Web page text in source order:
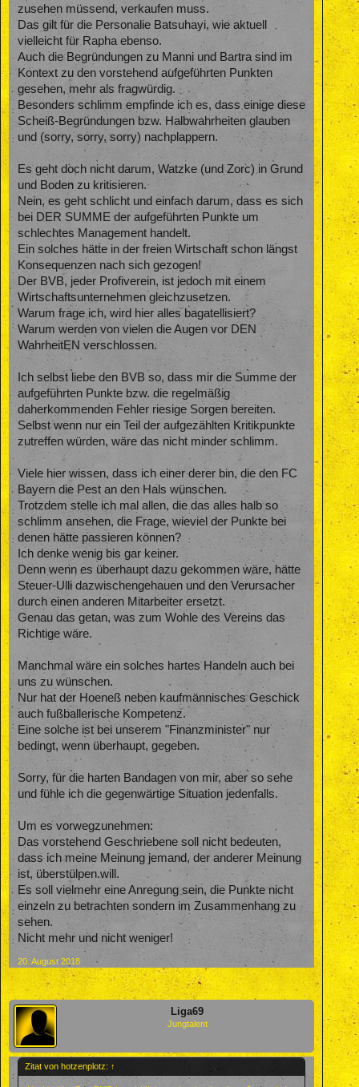
zusehen müssend, verkaufen muss.
Das gilt für die Personalie Batsuhayi, wie aktuell
vielleicht für Rapha ebenso.
Auch die Begründungen zu Manni und Bartra sind im
Kontext zu den vorstehend aufgeführten Punkten
gesehen, mehr als fragwürdig.
Besonders schlimm empfinde ich es, dass einige diese
Scheiß-Begründungen bzw. Halbwahrheiten glauben
und (sorry, sorry, sorry) nachplappern.
Es geht doch nicht darum, Watzke (und Zorc) in Grund
und Boden zu kritisieren.
Nein, es geht schlicht und einfach darum, dass es sich
bei DER SUMME der aufgeführten Punkte um
schlechtes Management handelt.
Ein solches hätte in der freien Wirtschaft schon längst
Konsequenzen nach sich gezogen!
Der BVB, jeder Profiverein, ist jedoch mit einem
Wirtschaftsunternehmen gleichzusetzen.
Warum frage ich, wird hier alles bagatellisiert?
Warum werden von vielen die Augen vor DEN
WahrheitEN verschlossen.
Ich selbst liebe den BVB so, dass mir die Summe der
aufgeführten Punkte bzw. die regelmäßig
daherkommenden Fehler riesige Sorgen bereiten.
Selbst wenn nur ein Teil der aufgezählten Kritikpunkte
zutreffen würden, wäre das nicht minder schlimm.
Viele hier wissen, dass ich einer derer bin, die den FC
Bayern die Pest an den Hals wünschen.
Trotzdem stelle ich mal allen, die das alles halb so
schlimm ansehen, die Frage, wieviel der Punkte bei
denen hätte passieren können?
Ich denke wenig bis gar keiner.
Denn wenn es überhaupt dazu gekommen wäre, hätte
Steuer-Ulli dazwischengehauen und den Verursacher
durch einen anderen Mitarbeiter ersetzt.
Genau das getan, was zum Wohle des Vereins das
Richtige wäre.
Manchmal wäre ein solches hartes Handeln auch bei
uns zu wünschen.
Nur hat der Hoeneß neben kaufmännisches Geschick
auch fußballerische Kompetenz.
Eine solche ist bei unserem "Finanzminister" nur
bedingt, wenn überhaupt, gegeben.
Sorry, für die harten Bandagen von mir, aber so sehe
und fühle ich die gegenwärtige Situation jedenfalls.
Um es vorwegzunehmen:
Das vorstehend Geschriebene soll nicht bedeuten,
dass ich meine Meinung jemand, der anderer Meinung
ist, überstülpen.will.
Es soll vielmehr eine Anregung sein, die Punkte nicht
einzeln zu betrachten sondern im Zusammenhang zu
sehen.
Nicht mehr und nicht weniger!
20. August 2018
Liga69
Jungtalent
Zitat von hotzenplotz: ↑